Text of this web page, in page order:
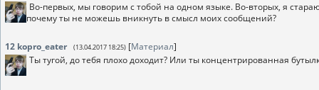
Во-первых, мы говорим с тобой на одном языке. Во-вторых, я
почему ты не можешь вникнуть в смысл моих сообщений?
12 kopro_eater (13.04.2017 18:25) [Материал]
Ты тугой, до тебя плохо доходит? Или ты концентрированная